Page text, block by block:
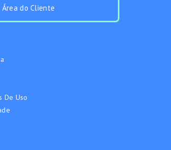
Área do Cliente
De Uso